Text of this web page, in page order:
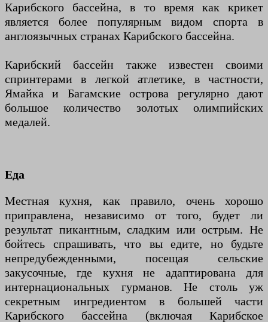
Карибского бассейна, в то время как крикет
является более популярным видом спорта в
англоязычных странах Карибского бассейна.
Карибский бассейн также известен своими
спринтерами в легкой атлетике, в частности,
Ямайка и Багамские острова регулярно дают
большое количество золотых олимпийских
медалей.
Еда
Местная кухня, как правило, очень хорошо
приправлена, независимо от того, будет ли
результат пикантным, сладким или острым. Не
бойтесь спрашивать, что вы едите, но будьте
непредубежденными, посещая сельские
закусочные, где кухня не адаптирована для
интернациональных гурманов. Не столь уж
секретным ингредиентом в большей части
Карибского бассейна (включая Карибское